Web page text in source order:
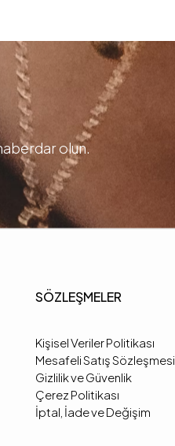
olun.
SÖZLEŞMELER
Kişisel Veriler Politikası
Mesafeli Satış Sözleşmesi
Gizlilik ve Güvenlik
Çerez Politikası
İptal, İade ve Değişim